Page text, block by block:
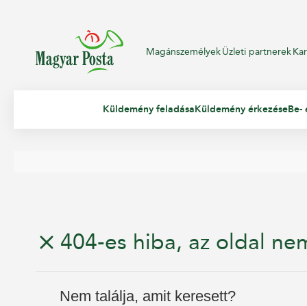
MagánszemélyekÜzleti partnerek
Küldemény feladásaKüldemény érkezéseBe-
404-es hiba, az oldal
Nem találja, amit keresett?